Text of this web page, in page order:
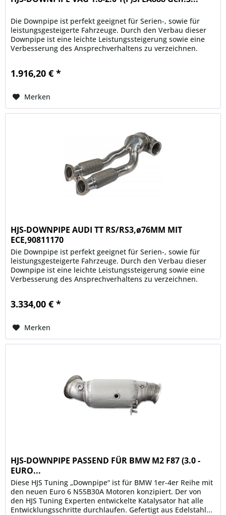
Die Downpipe ist perfekt geeignet für Serien-, sowie für
leistungsgesteigerte Fahrzeuge. Durch den Verbau dieser
Downpipe ist eine leichte Leistungssteigerung sowie eine
Verbesserung des Ansprechverhaltens zu verzeichnen.
1.916,20 € *
Merken
HJS-DOWNPIPE AUDI TT RS/RS3,ø76MM MIT
ECE,90811170
Die Downpipe ist perfekt geeignet für Serien-, sowie für
leistungsgesteigerte Fahrzeuge. Durch den Verbau dieser
Downpipe ist eine leichte Leistungssteigerung sowie eine
Verbesserung des Ansprechverhaltens zu verzeichnen.
3.334,00 € *
Merken
HJS-DOWNPIPE PASSEND FÜR BMW M2 F87 (3.0 -
EURO...
Diese HJS Tuning „Downpipe“ ist für BMW 1er-4er Reihe mit
den neuen Euro 6 N55B30A Motoren konzipiert. Der von
den HJS Tuning Experten entwickelte Katalysator hat alle
Entwicklungsschritte durchlaufen. Gefertigt aus Edelstahl...